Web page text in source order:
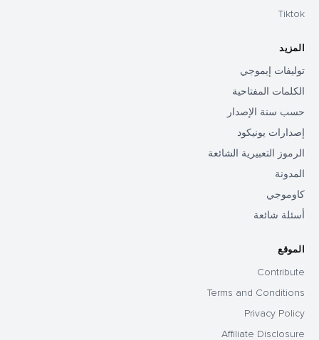
Tiktok
المزيد
توليفات إيموجي
الكلمات المفتاحية
حسب سنة الإصدار
إصدارات يونيكود
الرموز التعبيرية الشائعة
المدونة
كاوموجي
أسئلة شائعة
الموقع
Contribute
Terms and Conditions
Privacy Policy
Affiliate Disclosure